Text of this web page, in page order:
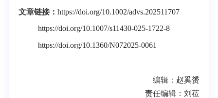
文章链接： https://doi.org/10.1002/advs.202511707
https://doi.org/10.1007/s11430-025-1722-8
https://doi.org/10.1360/N072025-0061
编辑：赵奚赟
责任编辑：刘莅